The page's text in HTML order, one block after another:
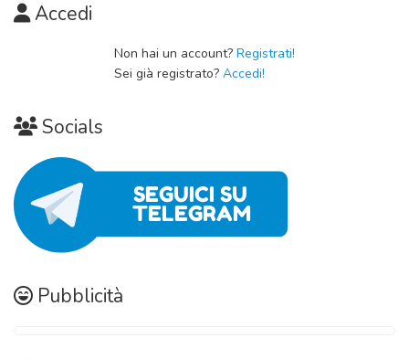
Accedi
Non hai un account? Registrati!
Sei già registrato? Accedi!
Socials
Pubblicità